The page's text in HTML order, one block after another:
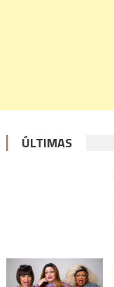
ÚLTIMAS